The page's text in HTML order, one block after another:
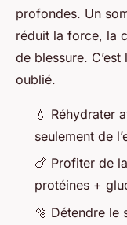
profondes. Un
réduit la force, la
de blessure. C’est
oublié.
💧 Réhydrater
seulement de
🍗 Profiter de
protéines +
🫧 Détendre le